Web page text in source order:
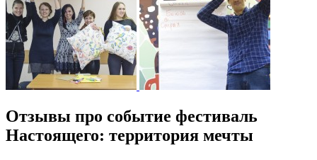
Отзывы про событие фестиваль
Настоящего: территория мечты